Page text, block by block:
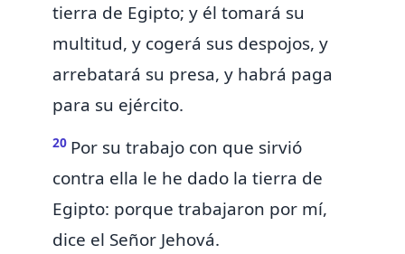
tierra de Egipto; y él tomará su
multitud, y cogerá sus despojos, y
arrebatará su presa, y habrá paga
para su ejército.
20 Por su trabajo con que sirvió
contra ella le he dado la tierra de
Egipto: porque trabajaron por mí,
dice el Señor Jehová.